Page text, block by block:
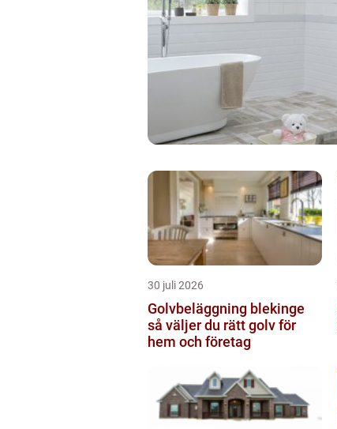
30 juli 2026
Golvbeläggning blekinge
så väljer du rätt golv för
hem och företag